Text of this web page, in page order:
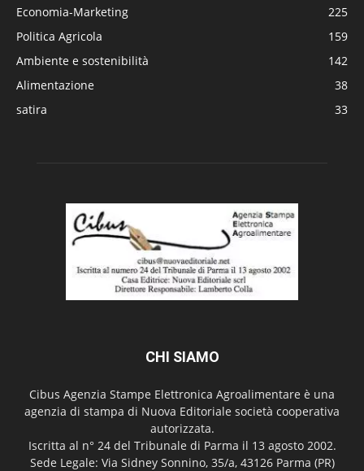
Economia-Marketing
225
Politica Agricola
159
Ambiente e sostenibilità
142
Alimentazione
38
satira
33
CHI SIAMO
Cibus Agenzia Stampe Elettronica Agroalimentare è una
agenzia di stampa di Nuova Editoriale società cooperativa
autorizzata.
Iscritta al n° 24 del Tribunale di Parma il 13 agosto 2002.
Sede Legale: Via Sidney Sonnino, 35/a, 43126 Parma (PR)